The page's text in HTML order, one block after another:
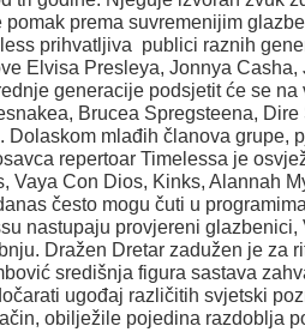
prema suvremenijim
prihvatljiva publici raznih
Elvisa Presleya, Jonnya Casha,
generacije podsjetit će se na
Brucea Spregsteena, Dire
Dolaskom mlađih članova grupe,
repertoar Timelessa je
Vaya Con Dios, Kinks, Alannah
često mogu čuti u
nastupaju provjereni
Dražen Dretar zadužen je za
središnja figura sastava
ugođaj različitih svjetski
obilježile pojedina razdoblja